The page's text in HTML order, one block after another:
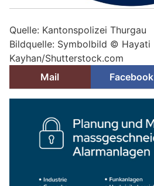
Quelle: Kantonspolizei Thurgau
Bildquelle: Symbolbild © Hayati
Kayhan/Shutterstock.com
Mail
Facebook